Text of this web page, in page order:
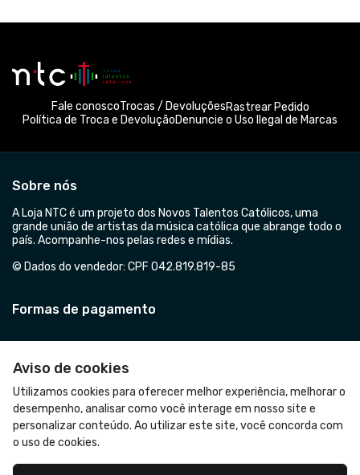
Aviso de cookies
Utilizamos cookies para oferecer melhor experiência, melhorar o
desempenho, analisar como você interage em nosso site e
personalizar conteúdo. Ao utilizar este site, você concorda com
o uso de cookies.
Fale conoscoTrocas / DevoluçõesRastrear Pedido
Política de Troca e DevoluçãoDenuncie o Uso Ilegal de Marcas
Sobre nós
A Loja NTC é um projeto dos Novos Talentos Católicos, uma
grande união de artistas da música católica que abrange todo o
país. Acompanhe-nos pelas redes e mídias.
© Dados do vendedor: CPF 042.819.819-85
Formas de pagamento